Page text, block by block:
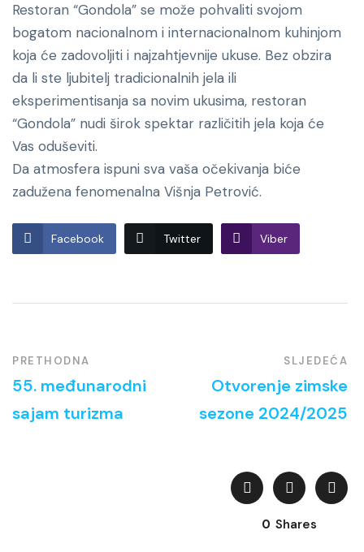
Restoran “Gondola” se može pohvaliti svojom
bogatom nacionalnom i internacionalnom kuhinjom
koja će zadovoljiti i najzahtjevnije ukuse. Bez obzira
da li ste ljubitelj tradicionalnih jela ili
eksperimentisanja sa novim ukusima, restoran
“Gondola” nudi širok spektar različitih jela koja će
Vas oduševiti.
Da atmosfera ispuni sva vaša očekivanja biće
zadužena fenomenalna Višnja Petrović.
Facebook Twitter Viber
PRETHODNA
55. međunarodni
sajam turizma
SLJEDEĆA
Otvorenje zimske
sezone 2024/2025
0 Shares